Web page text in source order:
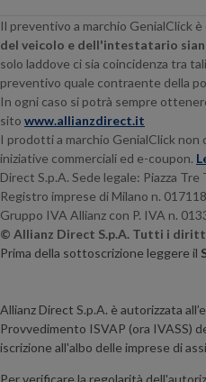
Il preventivo a marchio GenialClick
del veicolo e dell'intestatario
solo laddove ci sia coincidenza tra
preventivo quale contraente della
In ogni caso si potrà sempre
sito www.allianzdirect.it
I prodotti a marchio GenialClick
iniziative commerciali ed e-coupon.
Direct S.p.A. Sede legale: Piazza Tre
Registro imprese di Milano n.
Gruppo IVA Allianz con P. IVA n.
© Allianz Direct S.p.A. Tutti i
Prima della sottoscrizione leggere il
Allianz Direct S.p.A. è autorizzata
Provvedimento ISVAP (ora IVASS)
iscrizione all'albo delle imprese di